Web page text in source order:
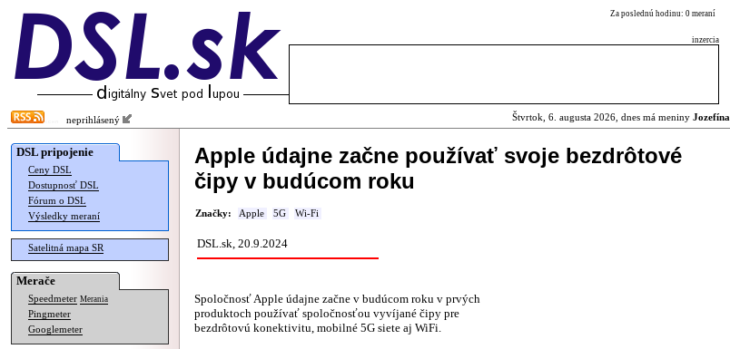
Za poslednú hodinu: 0 meraní
inzercia
neprihlásený Štvrtok, 6. augusta 2026, dnes má meniny Jozefína
DSL pripojenie
Ceny DSL
Dostupnosť DSL
Fórum o DSL
Výsledky meraní
Satelitná mapa SR
Merače
Speedmeter Merania
Pingmeter
Googlemeter
Apple údajne začne používať svoje bezdrôtové
čipy v budúcom roku
Značky: Apple 5G Wi-Fi
DSL.sk, 20.9.2024
Spoločnosť Apple údajne začne v budúcom roku v prvých
produktoch používať spoločnosťou vyvíjané čipy pre
bezdrôtovú konektivitu, mobilné 5G siete aj WiFi.